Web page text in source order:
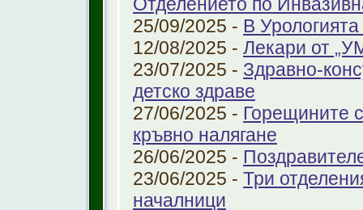
25/09/2025 - В
12/08/2025 - Лекари от
23/07/2025 - Здравно-
детско здраве
27/06/2025 - Горещините
кръвно налягане
26/06/2025 -
23/06/2025 - Три
началници